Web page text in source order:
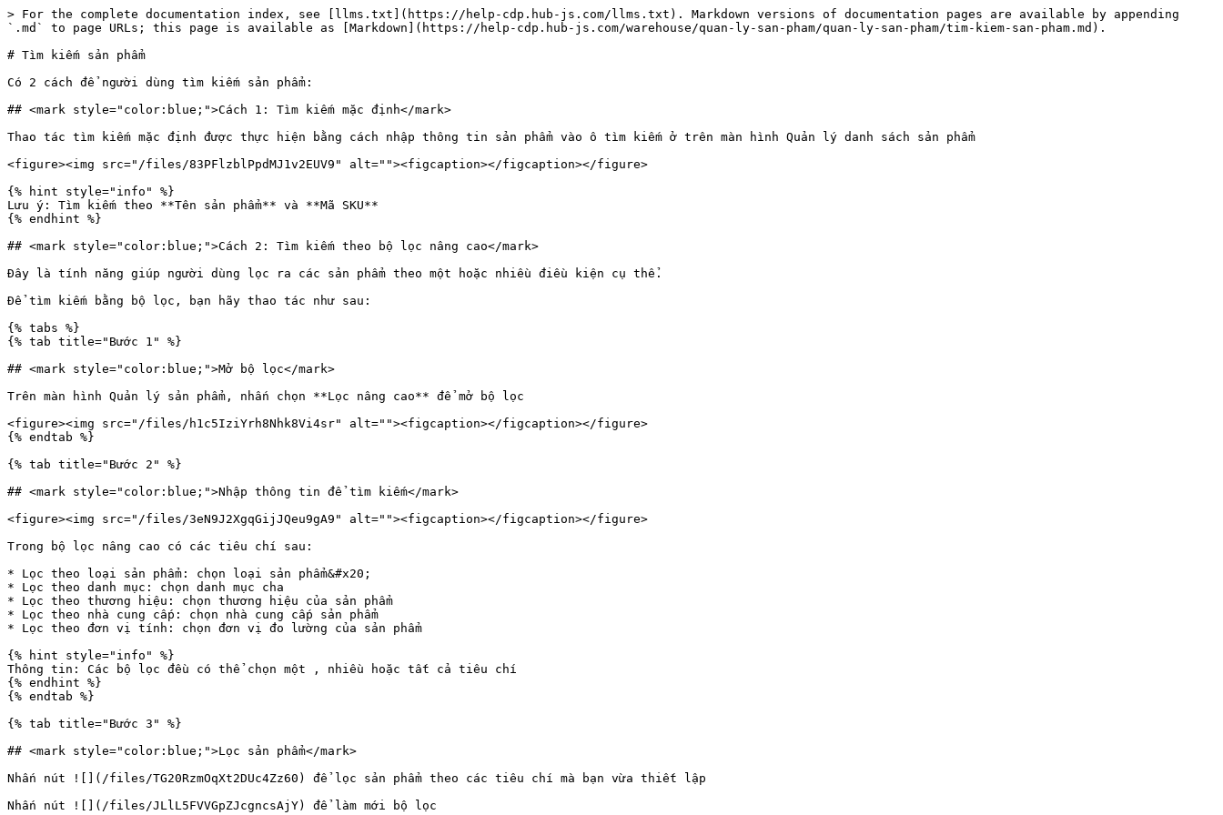
> For the complete documentation index, see [llms.txt](https://help-cdp.hub-js.com/llms.txt). Markdown versions of documentation pages are available by appending
`.md` to page URLs; this page is available as [Markdown](https://help-cdp.hub-js.com/warehouse/quan-ly-san-pham/quan-ly-san-pham/tim-kiem-san-pham.md).
# Tìm kiếm sản phẩm
Có 2 cách để người dùng tìm kiếm sản phẩm:
## <mark style="color:blue;">Cách 1: Tìm kiếm mặc định</mark>
Thao tác tìm kiếm mặc định được thực hiện bằng cách nhập thông tin sản phẩm vào ô tìm kiếm ở trên màn hình Quản lý danh sách sản phẩm
<figure><img src="/files/83PFlzblPpdMJ1v2EUV9" alt=""><figcaption></figcaption></figure>
{% hint style="info" %}
Lưu ý: Tìm kiếm theo **Tên sản phẩm** và **Mã SKU**
{% endhint %}
## <mark style="color:blue;">Cách 2: Tìm kiếm theo bộ lọc nâng cao</mark>
Đây là tính năng giúp người dùng lọc ra các sản phẩm theo một hoặc nhiều điều kiện cụ thể.
Để tìm kiếm bằng bộ lọc, bạn hãy thao tác như sau:
{% tabs %}
{% tab title="Bước 1" %}
## <mark style="color:blue;">Mở bộ lọc</mark>
Trên màn hình Quản lý sản phẩm, nhấn chọn **Lọc nâng cao** để mở bộ lọc
<figure><img src="/files/h1c5IziYrh8Nhk8Vi4sr" alt=""><figcaption></figcaption></figure>
{% endtab %}
{% tab title="Bước 2" %}
## <mark style="color:blue;">Nhập thông tin để tìm kiếm</mark>
<figure><img src="/files/3eN9J2XgqGijJQeu9gA9" alt=""><figcaption></figcaption></figure>
Trong bộ lọc nâng cao có các tiêu chí sau:
* Lọc theo loại sản phẩm: chọn loại sản phẩm&#x20;
* Lọc theo danh mục: chọn danh mục cha
* Lọc theo thương hiệu: chọn thương hiệu của sản phẩm
* Lọc theo nhà cung cấp: chọn nhà cung cấp sản phẩm
* Lọc theo đơn vị tính: chọn đơn vị đo lường của sản phẩm
{% hint style="info" %}
Thông tin: Các bộ lọc đều có thể chọn một , nhiều hoặc tất cả tiêu chí
{% endhint %}
{% endtab %}
{% tab title="Bước 3" %}
## <mark style="color:blue;">Lọc sản phẩm</mark>
Nhấn nút ![](/files/TG20RzmOqXt2DUc4Zz60) để lọc sản phẩm theo các tiêu chí mà bạn vừa thiết lập
Nhấn nút ![](/files/JLlL5FVVGpZJcgncsAjY) để làm mới bộ lọc